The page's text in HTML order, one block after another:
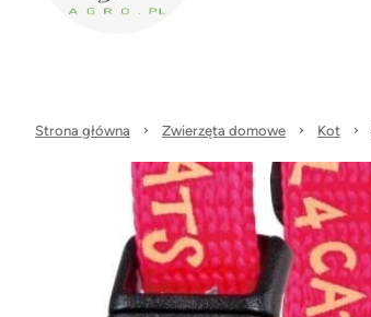
Strona główna Zwierzęta domowe Kot